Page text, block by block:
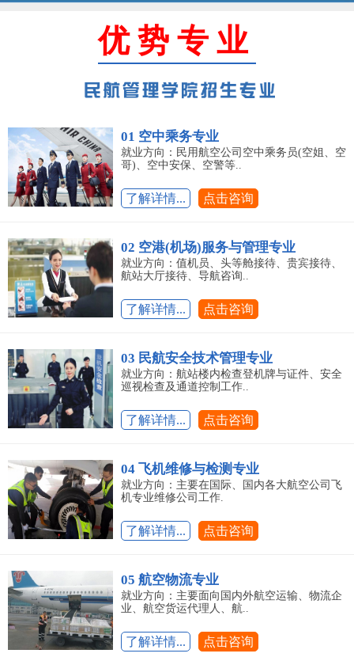
优势专业
01 空中乘务专业
就业方向：民用航空公司空中乘务员(空姐、空
哥)、空中安保、空警等..
了解详情... 点击咨询
02 空港(机场)服务与管理专业
就业方向：值机员、头等舱接待、贵宾接待、
航站大厅接待、导航咨询..
了解详情... 点击咨询
03 民航安全技术管理专业
就业方向：航站楼内检查登机牌与证件、安全
巡视检查及通道控制工作..
了解详情... 点击咨询
04 飞机维修与检测专业
就业方向：主要在国际、国内各大航空公司飞
机专业维修公司工作.
了解详情... 点击咨询
05 航空物流专业
就业方向：主要面向国内外航空运输、物流企
业、航空货运代理人、航..
了解详情... 点击咨询